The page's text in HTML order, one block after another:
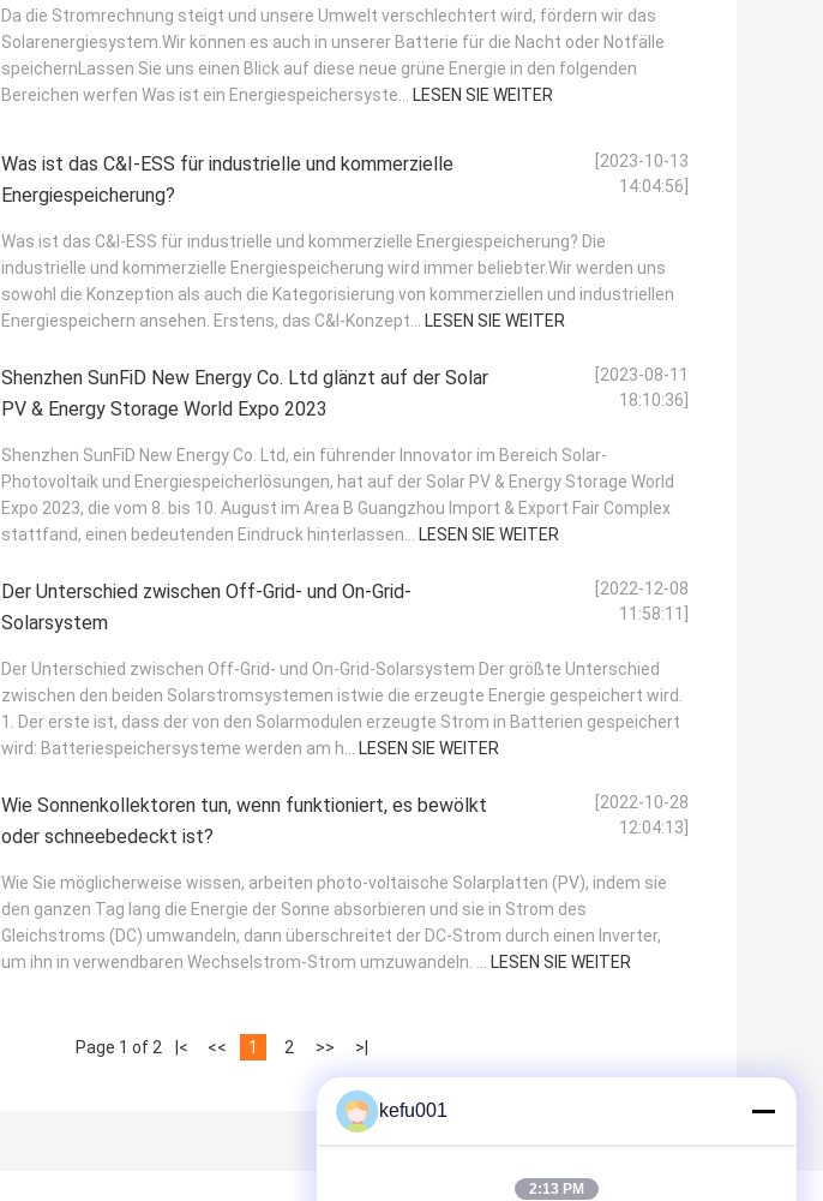
Da die Stromrechnung steigt und unsere Umwelt verschlechtert wird, fördern wir das
Solarenergiesystem.Wir können es auch in unserer Batterie für die Nacht oder Notfälle
speichernLassen Sie uns einen Blick auf diese neue grüne Energie in den folgenden
Bereichen werfen Was ist ein Energiespeichersyste... LESEN SIE WEITER
Was ist das C&I-ESS für industrielle und kommerzielle
Energiespeicherung?
[2023-10-13
14:04:56]
Was ist das C&I-ESS für industrielle und kommerzielle Energiespeicherung? Die
industrielle und kommerzielle Energiespeicherung wird immer beliebter.Wir werden uns
sowohl die Konzeption als auch die Kategorisierung von kommerziellen und industriellen
Energiespeichern ansehen. Erstens, das C&I-Konzept... LESEN SIE WEITER
Shenzhen SunFiD New Energy Co. Ltd glänzt auf der Solar
PV & Energy Storage World Expo 2023
[2023-08-11
18:10:36]
Shenzhen SunFiD New Energy Co. Ltd, ein führender Innovator im Bereich Solar-
Photovoltaik und Energiespeicherlösungen, hat auf der Solar PV & Energy Storage World
Expo 2023, die vom 8. bis 10. August im Area B Guangzhou Import & Export Fair Complex
stattfand, einen bedeutenden Eindruck hinterlassen... LESEN SIE WEITER
Der Unterschied zwischen Off-Grid- und On-Grid-
Solarsystem
[2022-12-08
11:58:11]
Der Unterschied zwischen Off-Grid- und On-Grid-Solarsystem Der größte Unterschied
zwischen den beiden Solarstromsystemen istwie die erzeugte Energie gespeichert wird.
1. Der erste ist, dass der von den Solarmodulen erzeugte Strom in Batterien gespeichert
wird: Batteriespeichersysteme werden am h... LESEN SIE WEITER
Wie Sonnenkollektoren tun, wenn funktioniert, es bewölkt
oder schneebedeckt ist?
[2022-10-28
12:04:13]
Wie Sie möglicherweise wissen, arbeiten photo-voltaische Solarplatten (PV), indem sie
den ganzen Tag lang die Energie der Sonne absorbieren und sie in Strom des
Gleichstroms (DC) umwandeln, dann überschreitet der DC-Strom durch einen Inverter,
um ihn in verwendbaren Wechselstrom-Strom umzuwandeln. ... LESEN SIE WEITER
Page 1 of 2 |< << 1 2 >> >|
kefu001
2:13 PM